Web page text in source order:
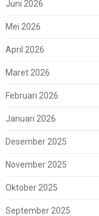
Juni 2026
Mei 2026
April 2026
Maret 2026
Februari 2026
Januari 2026
Desember 2025
November 2025
Oktober 2025
September 2025